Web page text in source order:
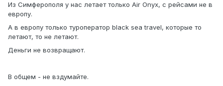
Из Симферополя у нас летает только Air Onyx, с рейсами не в
европу.
А в европу только туроператор black sea travel, которые то
летают, то не летают.
Деньги не возвращают.
В общем - не вздумайте.